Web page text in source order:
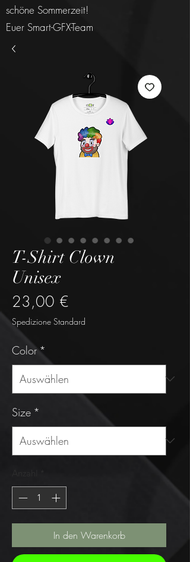
schöne Sommerzeit!
Euer Smart-GFX-Team
T-Shirt Clown
Unisex
23,00 €
Spedizione Standard
Color*
Size *
In den Warenkorb